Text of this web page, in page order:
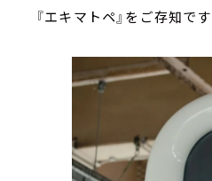
『エキマトペ』をご存知で